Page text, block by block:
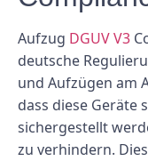
Aufzug DGUV V3
deutsche
und Aufzügen am
dass diese Geräte
sichergestellt
zu verhindern.